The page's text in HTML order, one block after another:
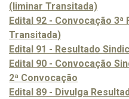
(liminar Transitada)
Edital 92 - Convocação
Transitada)
Edital 91 - Resultado
Edital 90 - Convocação
2ª Convocação
Edital 89 - Divulga